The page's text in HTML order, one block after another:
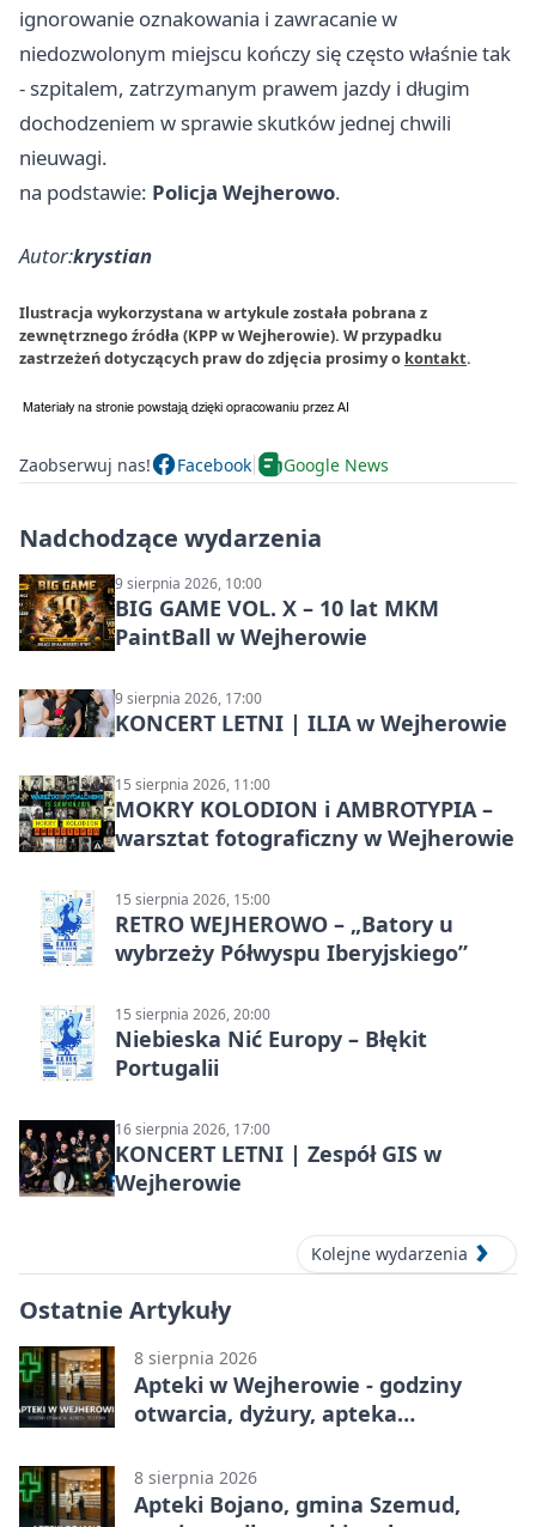
ignorowanie oznakowania i zawracanie w
niedozwolonym miejscu kończy się często właśnie tak
- szpitalem, zatrzymanym prawem jazdy i długim
dochodzeniem w sprawie skutków jednej chwili
nieuwagi.
na podstawie: Policja Wejherowo.
Autor:krystian
Ilustracja wykorzystana w artykule została pobrana z
zewnętrznego źródła (KPP w Wejherowie). W przypadku
zastrzeżeń dotyczących praw do zdjęcia prosimy o kontakt.
Zaobserwuj nas! Facebook Google News
Nadchodzące wydarzenia
9 sierpnia 2026, 10:00
BIG GAME VOL. X – 10 lat MKM
PaintBall w Wejherowie
9 sierpnia 2026, 17:00
KONCERT LETNI | ILIA w Wejherowie
15 sierpnia 2026, 11:00
MOKRY KOLODION i AMBROTYPIA –
warsztat fotograficzny w Wejherowie
15 sierpnia 2026, 15:00
RETRO WEJHEROWO – „Batory u
wybrzeży Półwyspu Iberyjskiego”
15 sierpnia 2026, 20:00
Niebieska Nić Europy – Błękit
Portugalii
16 sierpnia 2026, 17:00
KONCERT LETNI | Zespół GIS w
Wejherowie
Kolejne wydarzenia
Ostatnie Artykuły
8 sierpnia 2026
Apteki w Wejherowie - godziny
otwarcia, dyżury, apteka
8 sierpnia 2026
Apteki Bojano, gmina Szemud,